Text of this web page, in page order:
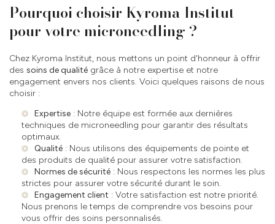
Pourquoi choisir Kyroma Institut
pour votre microneedling ?
Chez Kyroma Institut, nous mettons un point d'honneur à offrir
des soins de qualité grâce à notre expertise et notre
engagement envers nos clients. Voici quelques raisons de nous
choisir :
Expertise : Notre équipe est formée aux dernières
techniques de microneedling pour garantir des résultats
optimaux.
Qualité : Nous utilisons des équipements de pointe et
des produits de qualité pour assurer votre satisfaction.
Normes de sécurité : Nous respectons les normes les plus
strictes pour assurer votre sécurité durant le soin.
Engagement client : Votre satisfaction est notre priorité.
Nous prenons le temps de comprendre vos besoins pour
vous offrir des soins personnalisés.